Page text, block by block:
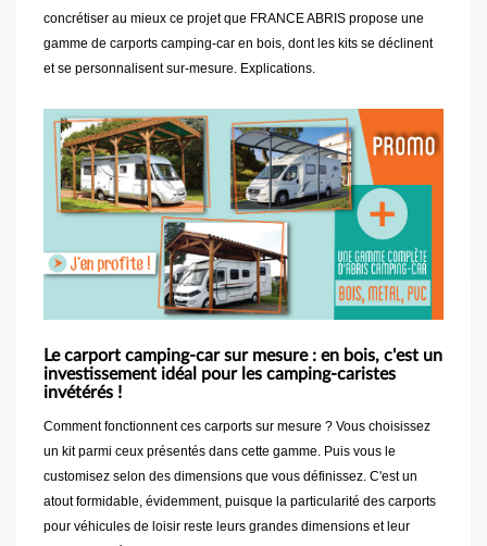
concrétiser au mieux ce projet que FRANCE ABRIS propose une
gamme de carports camping-car en bois, dont les kits se déclinent
et se personnalisent sur-mesure. Explications.
Le carport camping-car sur mesure : en bois, c'est un
investissement idéal pour les camping-caristes
invétérés !
Comment fonctionnent ces carports sur mesure ? Vous choisissez
un kit parmi ceux présentés dans cette gamme. Puis vous le
customisez selon des dimensions que vous définissez. C'est un
atout formidable, évidemment, puisque la particularité des carports
pour véhicules de loisir reste leurs grandes dimensions et leur